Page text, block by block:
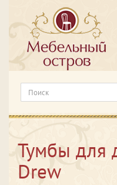
Тумбы для
Drew